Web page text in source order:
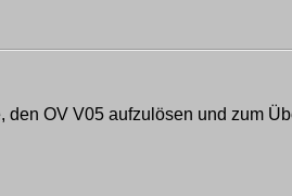
OV V05 aufzulösen und zum